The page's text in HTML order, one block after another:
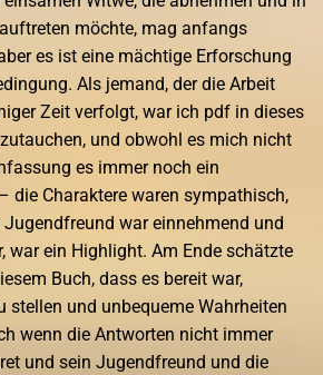
möchte, mag anfangs
es ist eine mächtige Erforschung
Als jemand, der die Arbeit
Zeit verfolgt, war ich pdf in dieses
und obwohl es mich nicht
es immer noch ein
die Charaktere waren sympathisch,
war einnehmend und
war ein Highlight. Am Ende schätzte
Buch, dass es bereit war,
stellen und unbequeme Wahrheiten
wenn die Antworten nicht immer
und sein Jugendfreund und die